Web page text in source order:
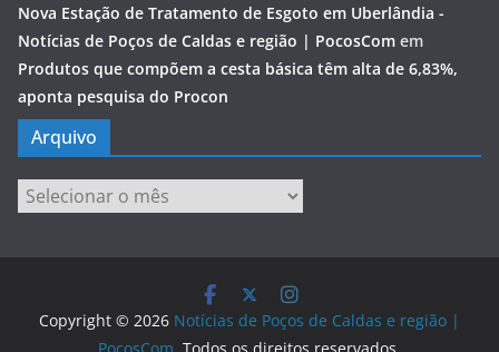
Nova Estação de Tratamento de Esgoto em Uberlândia -
Notícias de Poços de Caldas e região | PocosCom em
Produtos que compõem a cesta básica têm alta de 6,83%,
aponta pesquisa do Procon
Arquivo
Arquivo
Copyright © 2026 Notícias de Poços de Caldas e região |